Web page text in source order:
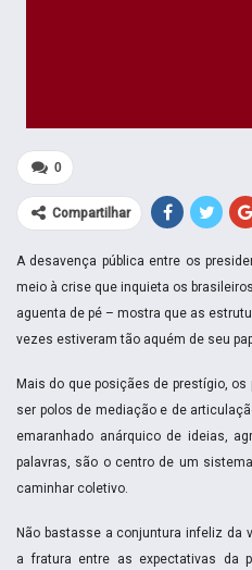
0
Compartilhar
A desavença pública entre os
meio à crise que inquieta os
aguenta de pé – mostra que as
vezes estiveram tão aquém de seu
Mais do que posiçães de prestígio,
ser polos de mediação e de
emaranhado anárquico de ideias,
palavras, são o centro de um
caminhar coletivo.
Não bastasse a conjuntura infeliz da
a fratura entre as expectativas da